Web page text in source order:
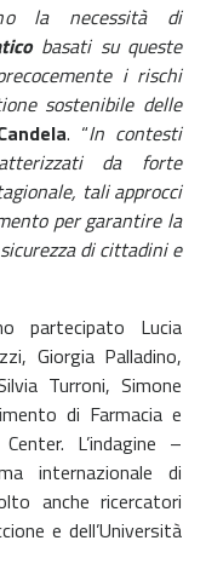
la necessità di
basati su queste
i rischi
sostenibile delle
. “In contesti
da forte
tali approcci
per garantire la
di cittadini e
partecipato Lucia
Giorgia Palladino,
Turroni, Simone
di Farmacia e
L’indagine –
internazionale di
anche ricercatori
e dell’Università